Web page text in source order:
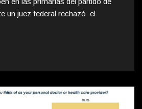
un juez federal rechazó el